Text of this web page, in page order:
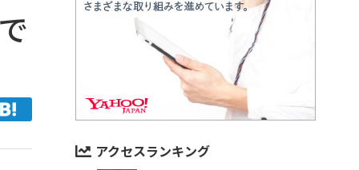
アクセスランキング